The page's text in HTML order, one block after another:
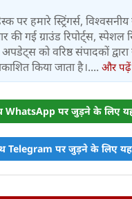
पर हमारे स्ट्रिंगर्स,
की गई ग्राउंड रिपोर्ट्स, स्पेशल
को वरिष्ठ संपादकों
किया जाता है।.... और पढ़ें
WhatsApp पर जुड़ने के लिए
Telegram पर जुड़ने के लिए